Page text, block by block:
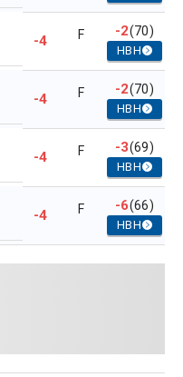
-4 F -2(70)
HBH
-4 F -2(70)
HBH
-4 F -3(69)
HBH
-4 F -6(66)
HBH